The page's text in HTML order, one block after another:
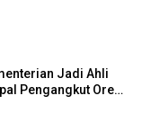
Jadi Ahli
Pengangkut Ore